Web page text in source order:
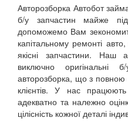
Авторозборка Автобот
б/у запчастин майже
допоможемо Вам
капітальному ремонті
якісні запчастини. Наш
виключно оригінальні
авторозборка, що з повною
клієнтів. У нас
адекватно та належно
цілісність кожної деталі